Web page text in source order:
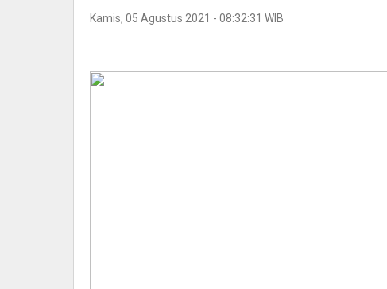
Kamis, 05 Agustus 2021 - 08:32:31 WIB